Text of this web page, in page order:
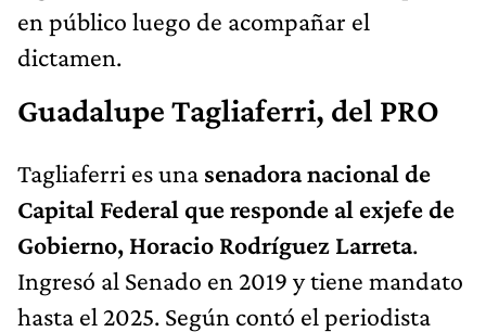
en público luego de acompañar el
dictamen.
Guadalupe Tagliaferri, del PRO
Tagliaferri es una senadora nacional de
Capital Federal que responde al exjefe de
Gobierno, Horacio Rodríguez Larreta.
Ingresó al Senado en 2019 y tiene mandato
hasta el 2025. Según contó el periodista